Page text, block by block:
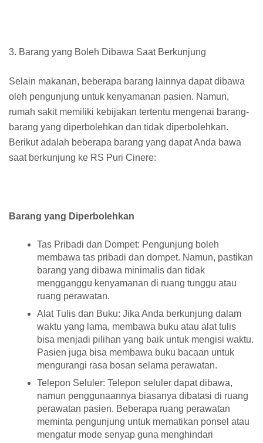
3. Barang yang Boleh Dibawa Saat Berkunjung
Selain makanan, beberapa barang lainnya dapat dibawa
oleh pengunjung untuk kenyamanan pasien. Namun,
rumah sakit memiliki kebijakan tertentu mengenai barang-
barang yang diperbolehkan dan tidak diperbolehkan.
Berikut adalah beberapa barang yang dapat Anda bawa
saat berkunjung ke RS Puri Cinere:
Barang yang Diperbolehkan
Tas Pribadi dan Dompet: Pengunjung boleh
membawa tas pribadi dan dompet. Namun, pastikan
barang yang dibawa minimalis dan tidak
mengganggu kenyamanan di ruang tunggu atau
ruang perawatan.
Alat Tulis dan Buku: Jika Anda berkunjung dalam
waktu yang lama, membawa buku atau alat tulis
bisa menjadi pilihan yang baik untuk mengisi waktu.
Pasien juga bisa membawa buku bacaan untuk
mengurangi rasa bosan selama perawatan.
Telepon Seluler: Telepon seluler dapat dibawa,
namun penggunaannya biasanya dibatasi di ruang
perawatan pasien. Beberapa ruang perawatan
meminta pengunjung untuk mematikan ponsel atau
mengatur mode senyap guna menghindari